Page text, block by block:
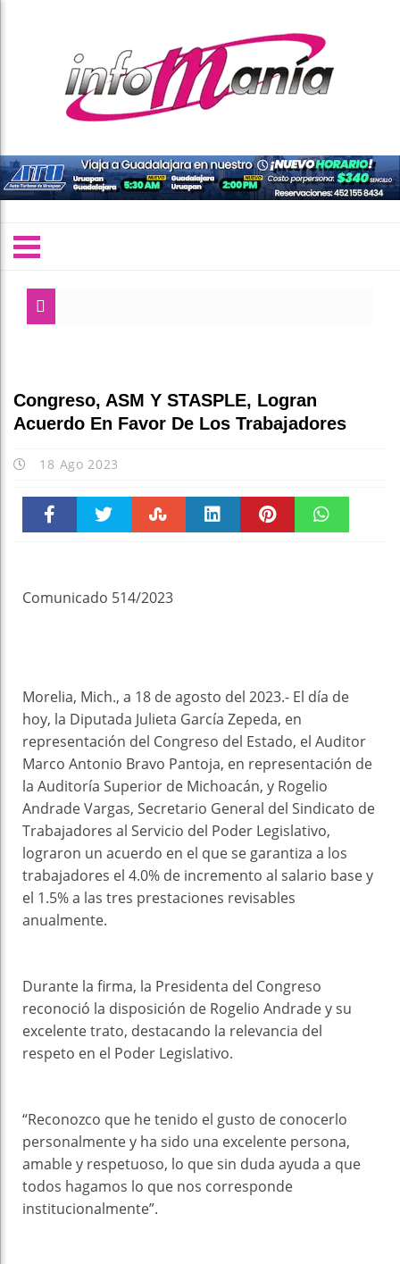
Congreso, ASM Y STASPLE, Logran
Acuerdo En Favor De Los Trabajadores
18 Ago 2023
Comunicado 514/2023
Morelia, Mich., a 18 de agosto del 2023.- El día de
hoy, la Diputada Julieta García Zepeda, en
representación del Congreso del Estado, el Auditor
Marco Antonio Bravo Pantoja, en representación de
la Auditoría Superior de Michoacán, y Rogelio
Andrade Vargas, Secretario General del Sindicato de
Trabajadores al Servicio del Poder Legislativo,
lograron un acuerdo en el que se garantiza a los
trabajadores el 4.0% de incremento al salario base y
el 1.5% a las tres prestaciones revisables
anualmente.
Durante la firma, la Presidenta del Congreso
reconoció la disposición de Rogelio Andrade y su
excelente trato, destacando la relevancia del
respeto en el Poder Legislativo.
“Reconozco que he tenido el gusto de conocerlo
personalmente y ha sido una excelente persona,
amable y respetuoso, lo que sin duda ayuda a que
todos hagamos lo que nos corresponde
institucionalmente”.